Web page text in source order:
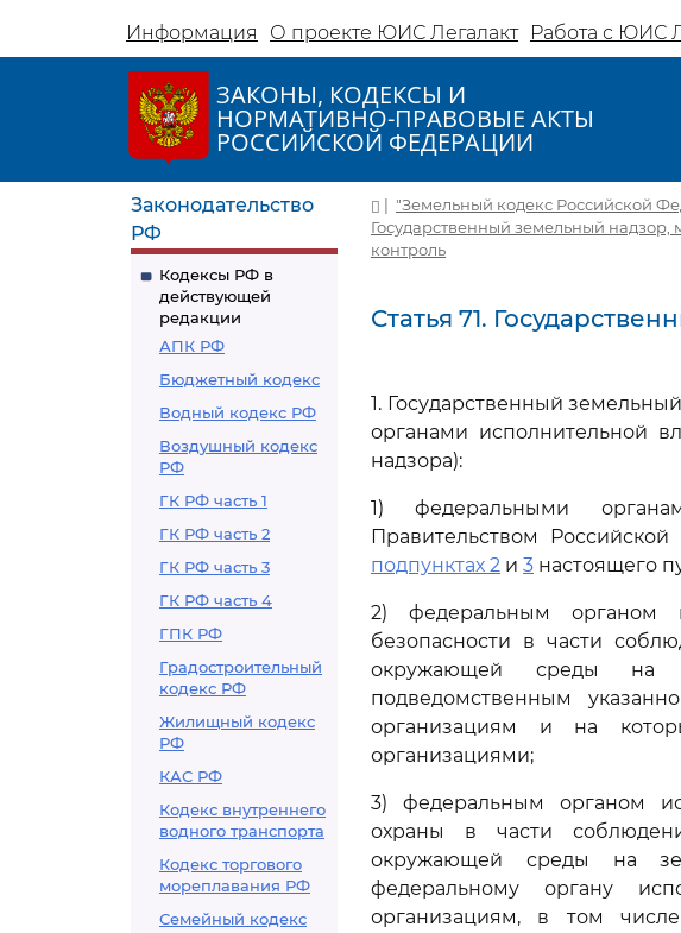
Информация О проекте ЮИС Легалакт Работа с ЮИС
ЗАКОНЫ, КОДЕКСЫ И
НОРМАТИВНО-ПРАВОВЫЕ АКТЫ
РОССИЙСКОЙ ФЕДЕРАЦИИ
Законодательство
РФ
Кодексы РФ в
действующей
редакции
АПК РФ
Бюджетный кодекс
Водный кодекс РФ
Воздушный кодекс
РФ
ГК РФ часть 1
ГК РФ часть 2
ГК РФ часть 3
ГК РФ часть 4
ГПК РФ
Градостроительный
кодекс РФ
Жилищный кодекс
РФ
КАС РФ
Кодекс внутреннего
водного транспорта
Кодекс торгового
мореплавания РФ
Семейный кодекс
| "Земельный кодекс Российской
Государственный земельный
контроль
Статья 71.
1. Государственный
органами исполнительной
надзора):
1) федеральными
Правительством
подпунктах 2 и 3 настоящего
2) федеральным органом
безопасности в части
окружающей среды на
подведомственным
организациям и на
организациями;
3) федеральным органом
охраны в части
окружающей среды на
федеральному органу
организациям, в том